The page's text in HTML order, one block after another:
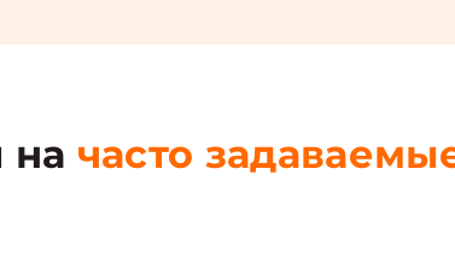
на часто